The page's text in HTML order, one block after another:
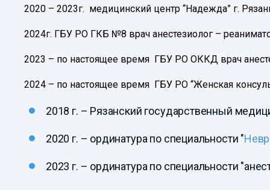
2020 – 2023г. медицинский центр “Надежда” г.
2024г. ГБУ РО ГКБ №8 врач анестезиолог –
2023 – по настоящее время ГБУ РО ОККД врач
2024 – по настоящее время ГБУ РО “Женская
2018 г. – Рязанский государственный
2020 г. – ординатура по специальности "
2023 г. – ординатура по специальности